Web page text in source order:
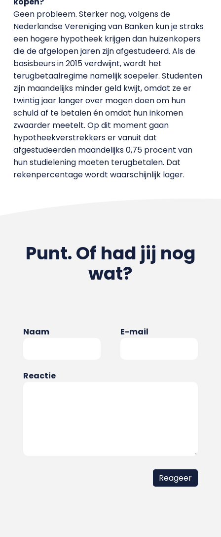
Geen probleem. Sterker nog, volgens de
Nederlandse Vereniging van Banken kun je straks
een hogere hypotheek krijgen dan huizenkopers
die de afgelopen jaren zijn afgestudeerd. Als de
basisbeurs in 2015 verdwijnt, wordt het
terugbetaalregime namelijk soepeler. Studenten
zijn maandelijks minder geld kwijt, omdat ze er
twintig jaar langer over mogen doen om hun
schuld af te betalen én omdat hun inkomen
zwaarder meetelt. Op dit moment gaan
hypotheekverstrekkers er vanuit dat
afgestudeerden maandelijks 0,75 procent van
hun studielening moeten terugbetalen. Dat
rekenpercentage wordt waarschijnlijk lager.
Punt. Of had jij nog
wat?
Naam E-mail
Reactie